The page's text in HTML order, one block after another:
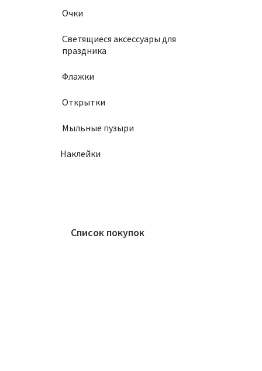
Очки
Светящиеся аксессуары для
праздника
Флажки
Открытки
Мыльные пузыри
Наклейки
Список покупок